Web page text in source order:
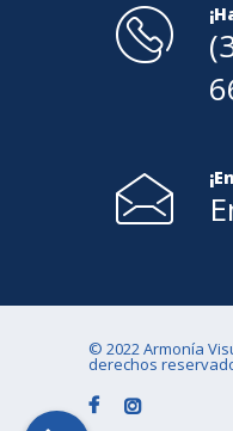
© 2022 Armonía
derechos